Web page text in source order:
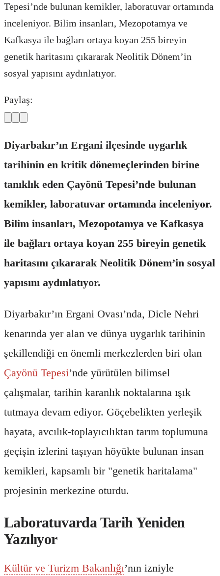
Tepesi’nde bulunan kemikler, laboratuvar ortamında
inceleniyor. Bilim insanları, Mezopotamya ve
Kafkasya ile bağları ortaya koyan 255 bireyin
genetik haritasını çıkararak Neolitik Dönem’in
sosyal yapısını aydınlatıyor.
Paylaş:
Diyarbakır’ın Ergani ilçesinde uygarlık
tarihinin en kritik dönemeçlerinden birine
tanıklık eden Çayönü Tepesi’nde bulunan
kemikler, laboratuvar ortamında inceleniyor.
Bilim insanları, Mezopotamya ve Kafkasya
ile bağları ortaya koyan 255 bireyin genetik
haritasını çıkararak Neolitik Dönem’in sosyal
yapısını aydınlatıyor.
Diyarbakır’ın Ergani Ovası’nda, Dicle Nehri
kenarında yer alan ve dünya uygarlık tarihinin
şekillendiği en önemli merkezlerden biri olan
Çayönü Tepesi’nde yürütülen bilimsel
çalışmalar, tarihin karanlık noktalarına ışık
tutmaya devam ediyor. Göçebelikten yerleşik
hayata, avcılık-toplayıcılıktan tarım toplumuna
geçişin izlerini taşıyan höyükte bulunan insan
kemikleri, kapsamlı bir "genetik haritalama"
projesinin merkezine oturdu.
Laboratuvarda Tarih Yeniden
Yazılıyor
Kültür ve Turizm Bakanlığı’nın izniyle